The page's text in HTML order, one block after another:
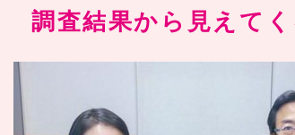
調査結果から見えて